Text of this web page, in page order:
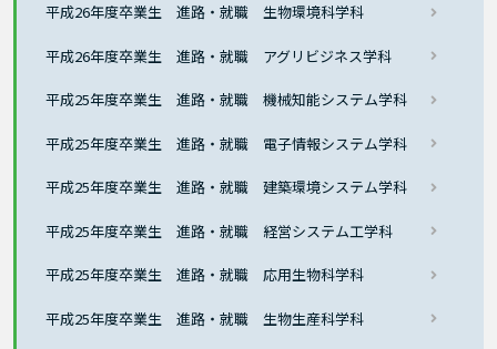
平成26年度卒業生 進路・就職 生物環境科学科
平成26年度卒業生 進路・就職 アグリビジネス学科
平成25年度卒業生 進路・就職 機械知能システム学科
平成25年度卒業生 進路・就職 電子情報システム学科
平成25年度卒業生 進路・就職 建築環境システム学科
平成25年度卒業生 進路・就職 経営システム工学科
平成25年度卒業生 進路・就職 応用生物科学科
平成25年度卒業生 進路・就職 生物生産科学科